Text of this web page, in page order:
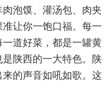
泡馍、灌汤包、肉夹
让你一饱口福。每一
道好菜，都是一罐黄
陕西的一大特色。陕
的声音如吼如歌。这